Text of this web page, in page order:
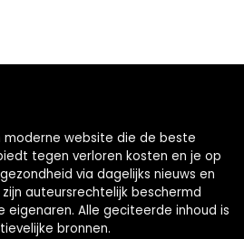
website die de beste
tegen verloren kosten en je op
via dagelijks nieuws en
auteursrechtelijk beschermd
eigenaren. Alle geciteerde inhoud is
bronnen.